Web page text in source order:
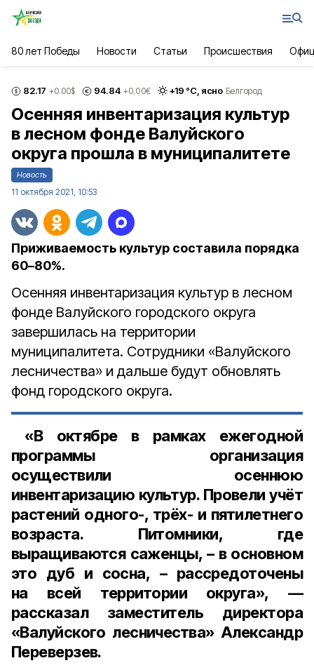
80 лет Победы Новости Статьи Происшествия
82.17 +0.00$ 94.84 +0.00€ +19 °С, ясно Белгород
Осенняя инвентаризация культур
в лесном фонде Валуйского
округа прошла в муниципалитете
Новость
11 октября 2021, 10:53
Приживаемость культур составила порядка
60–80%.
Осенняя инвентаризация культур в лесном
фонде Валуйского городского округа
завершилась на территории
муниципалитета. Сотрудники «Валуйского
лесничества» и дальше будут обновлять
фонд городского округа.
«В октябре в рамках ежегодной
программы организация
осуществили осеннюю
инвентаризацию культур. Провели учёт
растений одного-, трёх- и пятилетнего
возраста. Питомники, где
выращиваются саженцы, – в основном
это дуб и сосна, – рассредоточены
на всей территории округа», —
рассказал заместитель директора
«Валуйского лесничества» Александр
Переверзев.